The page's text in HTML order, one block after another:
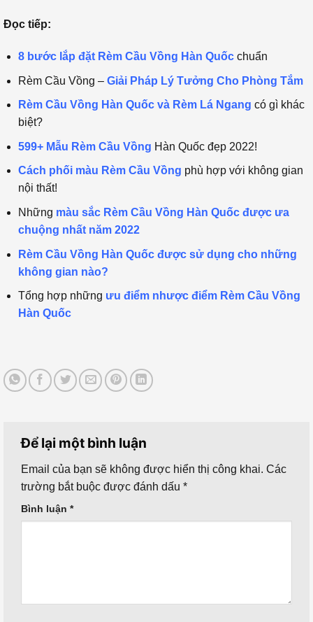
Đọc tiếp:
8 bước lắp đặt Rèm Cầu Vồng Hàn Quốcchuẩn
Rèm Cầu Vồng – Giải Pháp Lý Tưởng Cho Phòng Tắm
Rèm Cầu Vồng Hàn Quốc và Rèm Lá Ngang có gì khác
biệt?
599+ Mẫu Rèm Cầu Vồng Hàn Quốc đẹp 2022!
Cách phối màu Rèm Cầu Vồng phù hợp với không gian
nội thất!
Những màu sắc Rèm Cầu Vồng Hàn Quốc được ưa
chuộng nhất năm 2022
Rèm Cầu Vồng Hàn Quốc được sử dụng cho những
không gian nào?
Tổng hợp những ưu điểm nhược điểm Rèm Cầu Vồng
Hàn Quốc
Để lại một bình luận
Email của bạn sẽ không được hiển thị công khai. Các
trường bắt buộc được đánh dấu *
Bình luận *